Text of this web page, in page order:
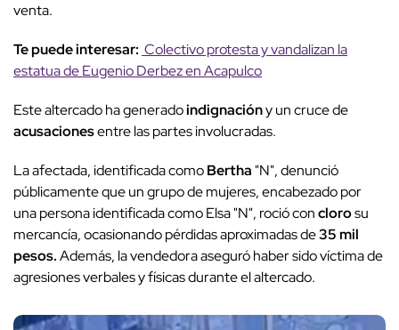
venta.
Te puede interesar: Colectivo protesta y vandalizan la
estatua de Eugenio Derbez en Acapulco
Este altercado ha generadoindignacióny un cruce de
acusacionesentre las partes involucradas.
La afectada, identificada comoBertha "N", denunció
públicamente que un grupo de mujeres, encabezado por
una persona identificada como Elsa "N", roció conclorosu
mercancía, ocasionando pérdidas aproximadas de35 mil
pesos.Además, la vendedora aseguró haber sido víctima de
agresiones verbales y físicas durante el altercado.